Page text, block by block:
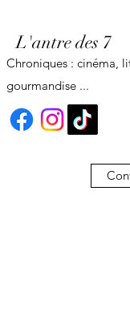
L'antre des 7
Chroniques : cinéma,
gourmandise ...